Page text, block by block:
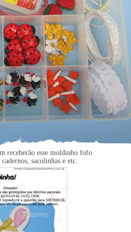
receberão esse moldinho fofo
sacolinhas e etc.